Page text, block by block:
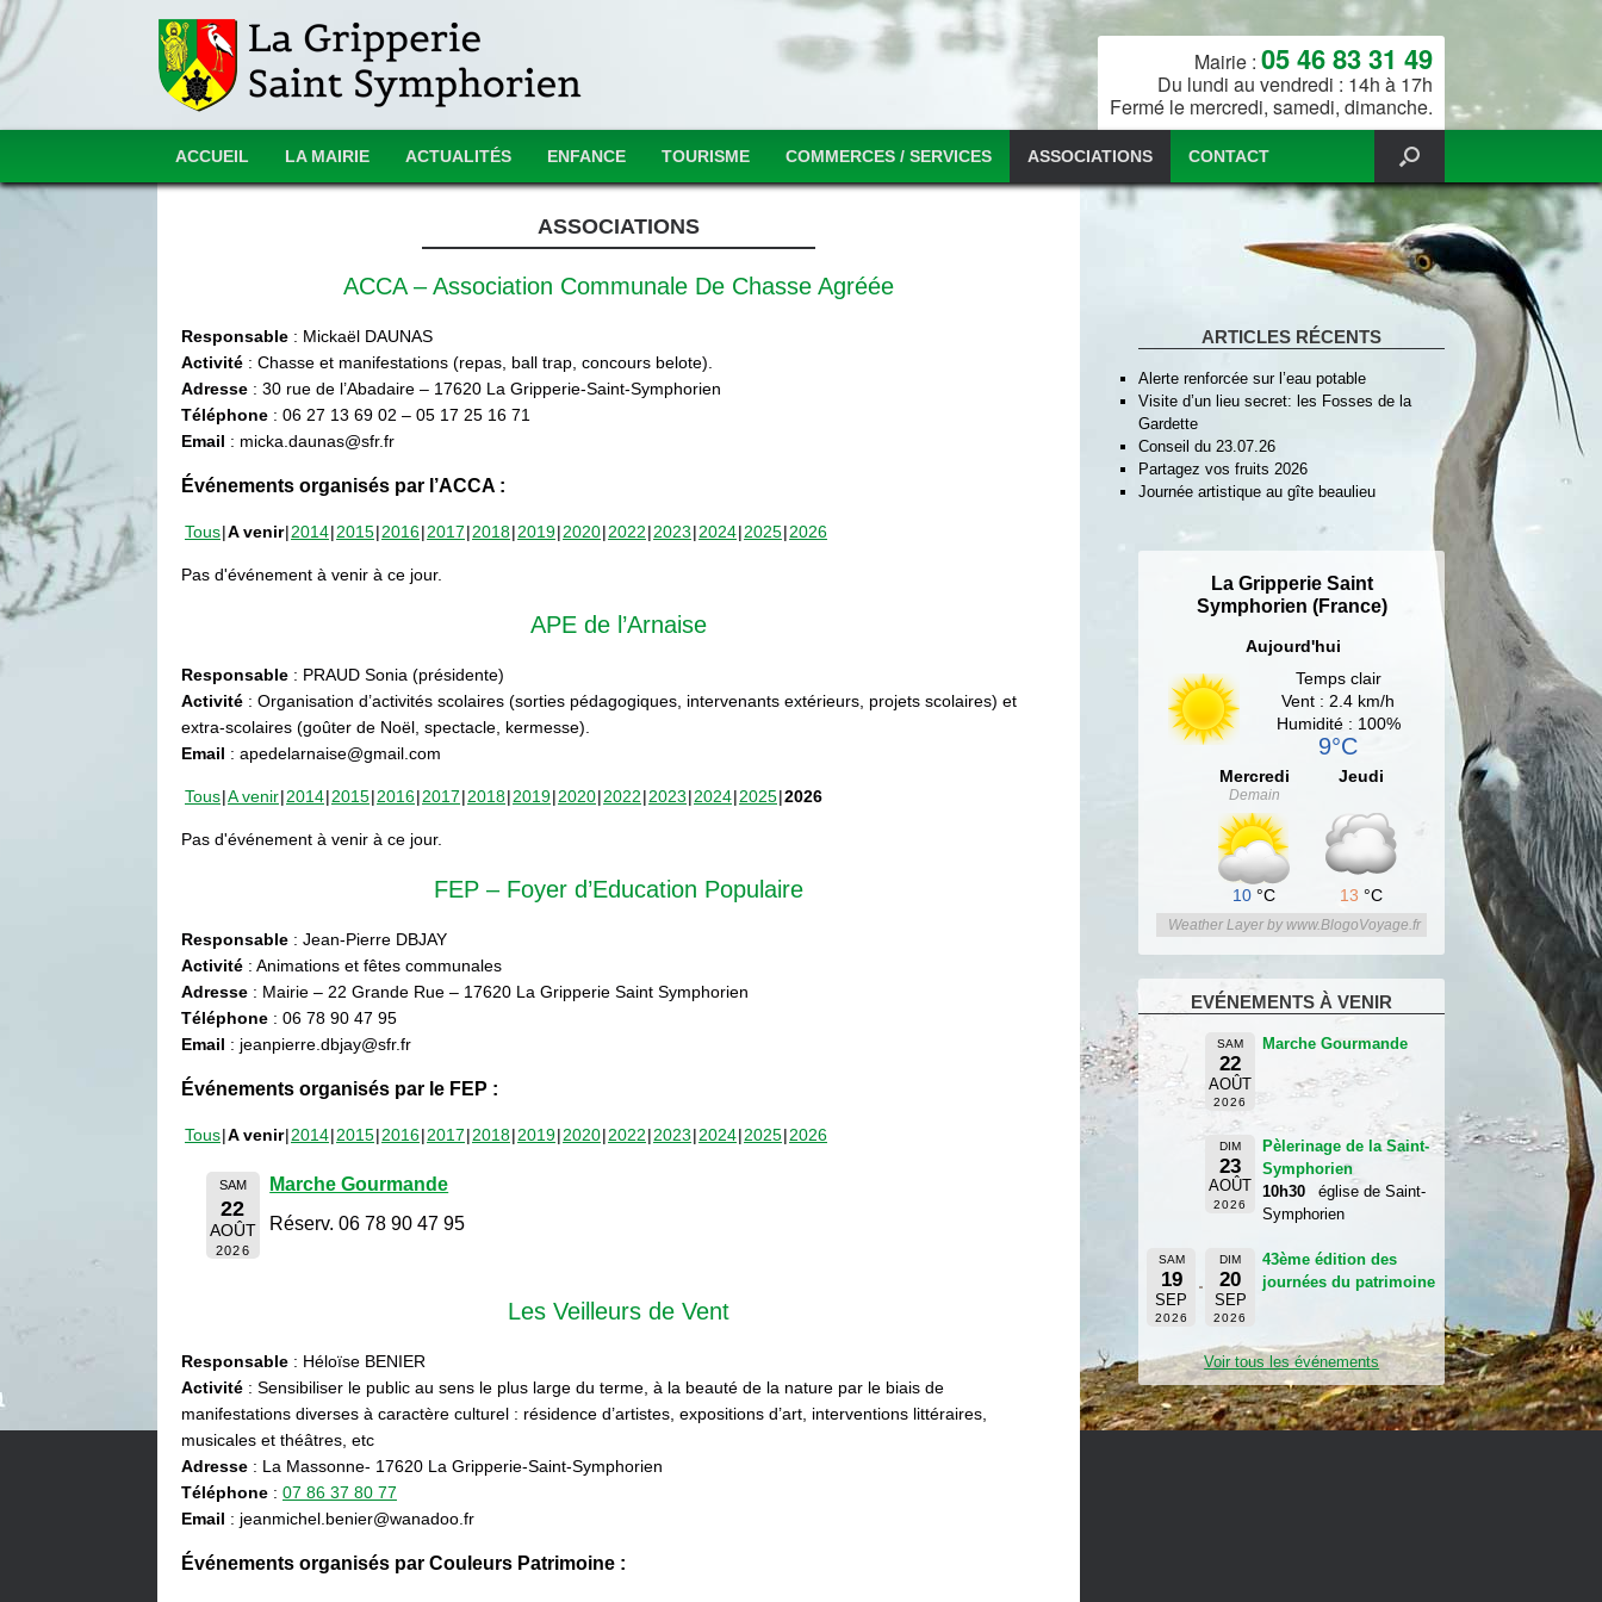
Mairie : 05 46 83 31 49
Du lundi au vendredi : 14h à 17h
Fermé le mercredi, samedi, dimanche.
ACCUEIL LA MAIRIE ACTUALITÉS ENFANCE TOURISME COMMERCES / SERVICES ASSOCIATIONS CONTACT
ASSOCIATIONS
ACCA – Association Communale De Chasse Agréée
Responsable : Mickaël DAUNAS
Activité : Chasse et manifestations (repas, ball trap, concours belote).
Adresse : 30 rue de l’Abadaire – 17620 La Gripperie-Saint-Symphorien
Téléphone : 06 27 13 69 02 – 05 17 25 16 71
Email : micka.daunas@sfr.fr
Événements organisés par l’ACCA :
Tous A venir 2014 2015 2016 2017 2018 2019 2020 2022 2023 2024 2025 2026
Pas d'événement à venir à ce jour.
APE de l’Arnaise
Responsable : PRAUD Sonia (présidente)
Activité : Organisation d’activités scolaires (sorties pédagogiques, intervenants extérieurs, projets scolaires) et
extra-scolaires (goûter de Noël, spectacle, kermesse).
Email : apedelarnaise@gmail.com
Tous A venir 2014 2015 2016 2017 2018 2019 2020 2022 2023 2024 2025 2026
Pas d'événement à venir à ce jour.
FEP – Foyer d’Education Populaire
Responsable : Jean-Pierre DBJAY
Activité : Animations et fêtes communales
Adresse : Mairie – 22 Grande Rue – 17620 La Gripperie Saint Symphorien
Téléphone : 06 78 90 47 95
Email : jeanpierre.dbjay@sfr.fr
Événements organisés par le FEP :
Tous A venir 2014 2015 2016 2017 2018 2019 2020 2022 2023 2024 2025 2026
SAM
22
AOÛT
2026
Marche Gourmande
Réserv. 06 78 90 47 95
Les Veilleurs de Vent
Responsable : Héloïse BENIER
Activité : Sensibiliser le public au sens le plus large du terme, à la beauté de la nature par le biais de
manifestations diverses à caractère culturel : résidence d’artistes, expositions d’art, interventions littéraires,
musicales et théâtres, etc
Adresse : La Massonne- 17620 La Gripperie-Saint-Symphorien
Téléphone : 07 86 37 80 77
Email : jeanmichel.benier@wanadoo.fr
Événements organisés par Couleurs Patrimoine :
ARTICLES RÉCENTS
Alerte renforcée sur l’eau potable
Visite d’un lieu secret: les Fosses de la
Gardette
Conseil du 23.07.26
Partagez vos fruits 2026
Journée artistique au gîte beaulieu
La Gripperie Saint
Symphorien (France)
Aujourd'hui
Temps clair
Vent : 2.4 km/h
Humidité : 100%
9°C
Mercredi
Demain
10 °C
Jeudi
13 °C
Weather Layer by www.BlogoVoyage.fr
EVÉNEMENTS À VENIR
SAM
22
AOÛT
2026
Marche Gourmande
DIM
23
AOÛT
2026
Pèlerinage de la Saint-
Symphorien
10h30
église de Saint-
Symphorien
SAM
19
SEP
2026
DIM
20
SEP
2026
43ème édition des
journées du patrimoine
Voir tous les événements